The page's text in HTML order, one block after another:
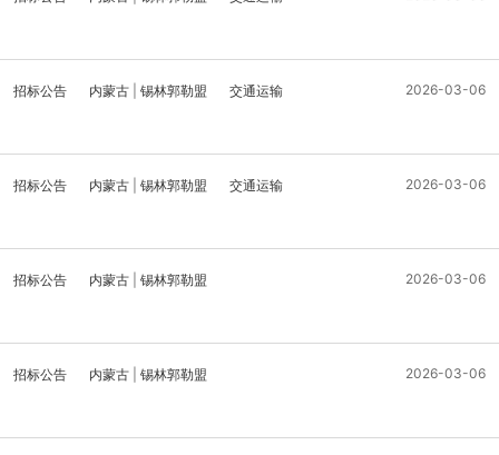
2026-03-06
招标公告 内蒙古 锡林郭勒盟 交通运输
2026-03-06
招标公告 内蒙古 锡林郭勒盟 交通运输
2026-03-06
招标公告 内蒙古 锡林郭勒盟
2026-03-06
招标公告 内蒙古 锡林郭勒盟